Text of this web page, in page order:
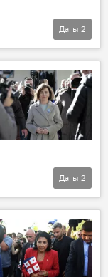
Дагы 2
Дагы 2